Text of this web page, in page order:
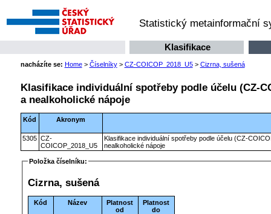
Statistický metainformační
Klasifikace
nacházíte se: Home> Číselníky> CZ-COICOP_2018_U5> Cizrna, sušená
Klasifikace individuální spotřeby podle účelu (CZ-
a nealkoholické nápoje
Kód Akronym
5305 CZ-
COICOP_2018_U5
Klasifikace individuální spotřeby podle účelu (CZ-
nealkoholické nápoje
Položka číselníku:
Cizrna, sušená
Kód Název
Platnost
od
Platnost
do